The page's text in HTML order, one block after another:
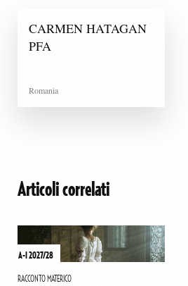
CARMEN HATAGAN
PFA
Romania
Articoli correlati
A-I 2027/28
RACCONTO MATERICO